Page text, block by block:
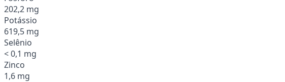
202,2 mg
Potássio
619,5 mg
Selênio
< 0,1 mg
Zinco
1,6 mg